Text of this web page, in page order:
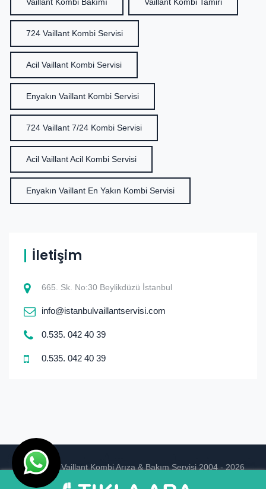
724 Vaillant Kombi Servisi
Acil Vaillant Kombi Servisi
Enyakın Vaillant Kombi Servisi
724 Vaillant 7/24 Kombi Servisi
Acil Vaillant Acil Kombi Servisi
Enyakın Vaillant En Yakın Kombi Servisi
İletişim
665. Sk. No:30 Beylikdüzü İstanbul
info@istanbulvaillantservisi.com
0.535. 042 40 39
0.535. 042 40 39
© istanbul Vaillant Kombi Arıza & Bakım Servisi 2004 - 2026
Tasarım Ankara Hosting